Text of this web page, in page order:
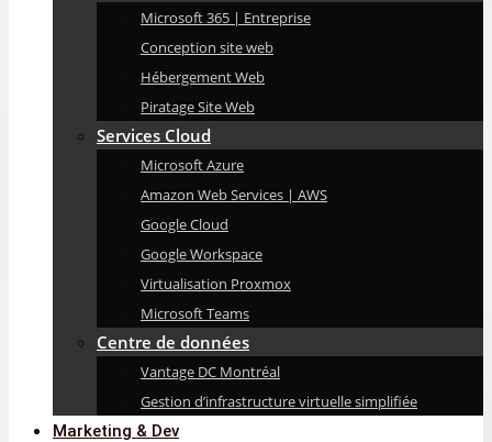
Microsoft 365 | Entreprise
Conception site web
Hébergement Web
Piratage Site Web
Services Cloud
Microsoft Azure
Amazon Web Services | AWS
Google Cloud
Google Workspace
Virtualisation Proxmox
Microsoft Teams
Centre de données
Vantage DC Montréal
Gestion d’infrastructure virtuelle simplifiée
Marketing & Dev